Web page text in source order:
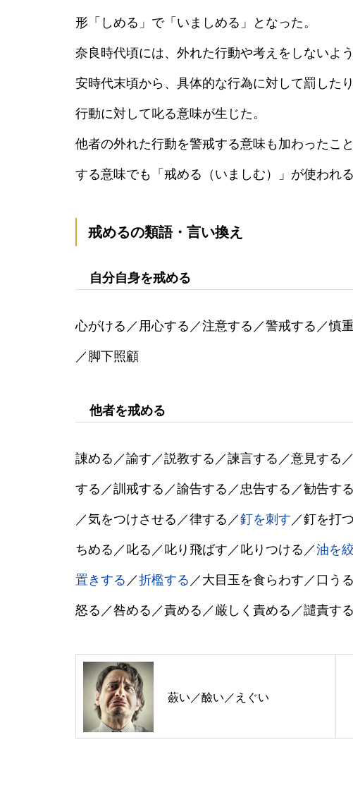
形「しめる」で「いましめる」となった。
奈良時代頃には、外れた行動や考えをしないよ
安時代末頃から、具体的な行為に対して罰した
行動に対して叱る意味が生じた。
他者の外れた行動を警戒する意味も加わったこ
する意味でも「戒める（いましむ）」が使われ
戒めるの類語・言い換え
自分自身を戒める
心がける／用心する／注意する／警戒する／慎
／脚下照顧
他者を戒める
諌める／諭す／説教する／諫言する／意見する
する／訓戒する／諭告する／忠告する／勧告す
／気をつけさせる／律する／釘を刺す ／釘を打
ちめる／叱る／叱り飛ばす／叱りつける／油を
置きする ／折檻する ／大目玉を食らわす／口う
怒る／咎める／責める／厳しく責める／譴責す
蘞い／醶い／えぐい